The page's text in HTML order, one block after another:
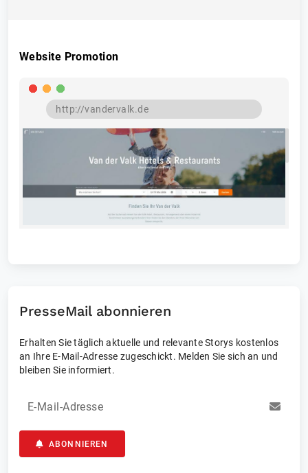
Website Promotion
PresseMail abonnieren
Erhalten Sie täglich aktuelle und relevante Storys kostenlos
an Ihre E-Mail-Adresse zugeschickt. Melden Sie sich an und
bleiben Sie informiert.
E-Mail-Adresse
ABONNIEREN